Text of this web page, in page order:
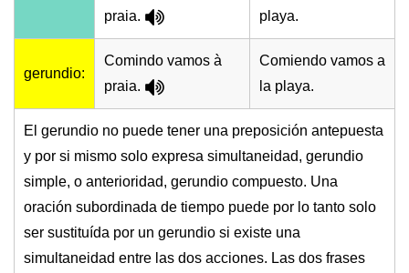
praia.
playa.
gerundio:
Comindo vamos à
praia.
Comiendo vamos a
la playa.
El gerundio no puede tener una preposición antepuesta
y por si mismo solo expresa simultaneidad, gerundio
simple, o anterioridad, gerundio compuesto. Una
oración subordinada de tiempo puede por lo tanto solo
ser sustituída por un gerundio si existe una
simultaneidad entre las dos acciones. Las dos frases